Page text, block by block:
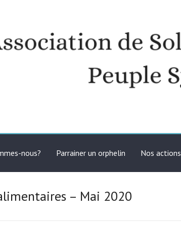
avec le peuple syrien
nous? Parrainer un orphelin Nos actions
– Mai 2020